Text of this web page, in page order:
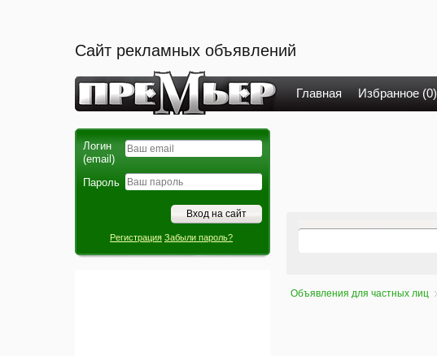
Сайт рекламных объявлений
Главная Избранное (0)
Логин
(email)
Пароль
Регистрация Забыли пароль?
Объявления для частных лиц